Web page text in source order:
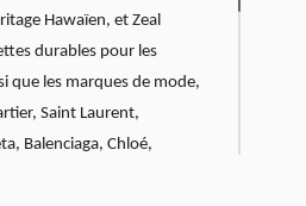
Hawaïen, et Zeal
durables pour les
que les marques de mode,
Saint Laurent,
Balenciaga, Chloé,